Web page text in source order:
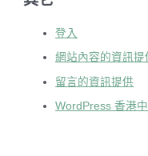
登入
網站內容的資訊提
留言的資訊提供
WordPress 香港